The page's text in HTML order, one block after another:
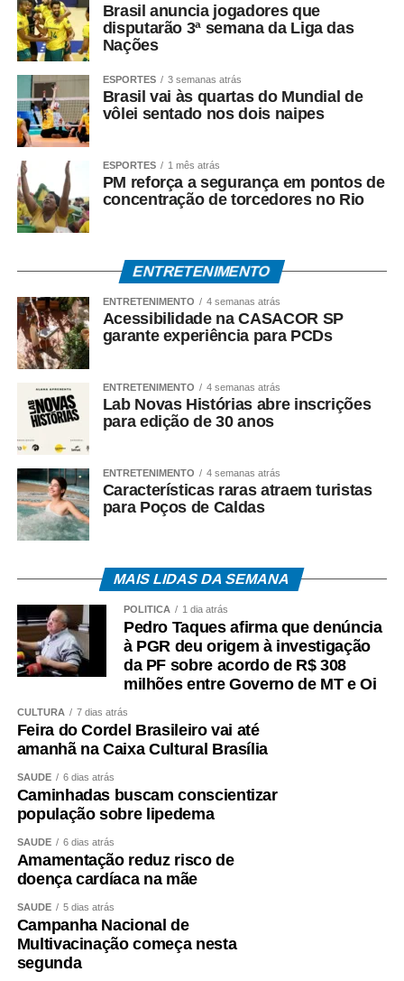
Brasil anuncia jogadores que
disputarão 3ª semana da Liga das
Nações
ESPORTES 3 semanas atrás
Brasil vai às quartas do Mundial de
vôlei sentado nos dois naipes
ESPORTES 1 mês atrás
PM reforça a segurança em pontos de
concentração de torcedores no Rio
ENTRETENIMENTO
ENTRETENIMENTO 4 semanas atrás
Acessibilidade na CASACOR SP
garante experiência para PCDs
ENTRETENIMENTO 4 semanas atrás
Lab Novas Histórias abre inscrições
para edição de 30 anos
ENTRETENIMENTO 4 semanas atrás
Características raras atraem turistas
para Poços de Caldas
MAIS LIDAS DA SEMANA
POLÍTICA 1 dia atrás
Pedro Taques afirma que denúncia
à PGR deu origem à investigação
da PF sobre acordo de R$ 308
milhões entre Governo de MT e Oi
CULTURA 7 dias atrás
Feira do Cordel Brasileiro vai até
amanhã na Caixa Cultural Brasília
SAÚDE 6 dias atrás
Caminhadas buscam conscientizar
população sobre lipedema
SAÚDE 6 dias atrás
Amamentação reduz risco de
doença cardíaca na mãe
SAÚDE 5 dias atrás
Campanha Nacional de
Multivacinação começa nesta
segunda